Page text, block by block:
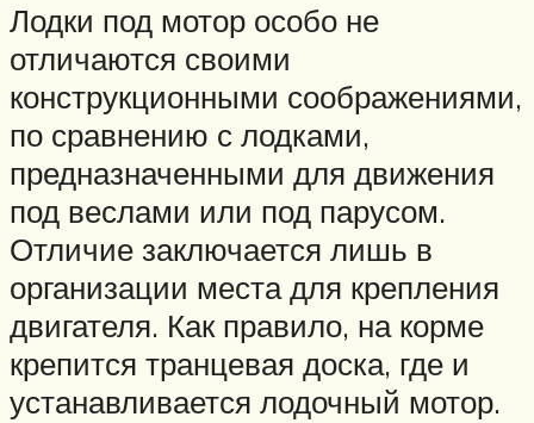
Лодки под мотор особо не
отличаются своими
конструкционными соображениями,
по сравнению с лодками,
предназначенными для движения
под веслами или под парусом.
Отличие заключается лишь в
организации места для крепления
двигателя. Как правило, на корме
крепится транцевая доска, где и
устанавливается лодочный мотор.